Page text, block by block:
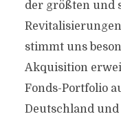
der größten und
stimmt uns
Akquisition
Fonds-Portfolio
Deutschland